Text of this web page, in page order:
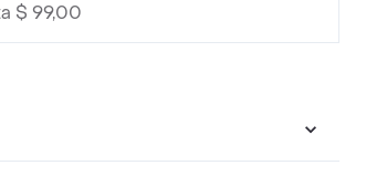
$ 99,00